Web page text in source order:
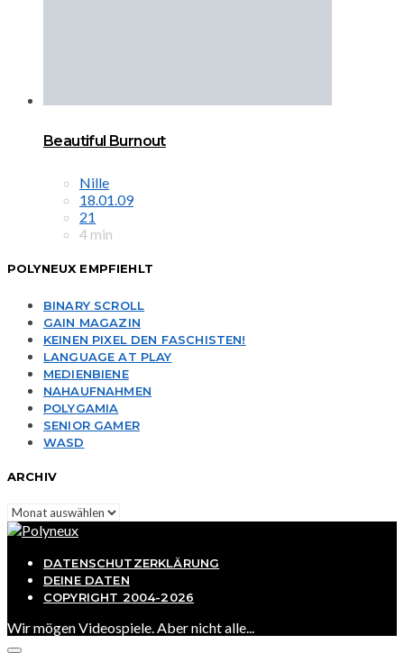
Beautiful Burnout
Nille
18.01.09
21
4 min
POLYNEUX EMPFIEHLT
BINARY SCROLL
GAIN MAGAZIN
KEINEN PIXEL DEN FASCHISTEN!
LANGUAGE AT PLAY
MEDIENBIENE
NAHAUFNAHMEN
POLYGAMIA
SENIOR GAMER
WASD
ARCHIV
Archiv
DATENSCHUTZERKLÄRUNG
DEINE DATEN
COPYRIGHT 2004-2026
Wir mögen Videospiele. Aber nicht alle...